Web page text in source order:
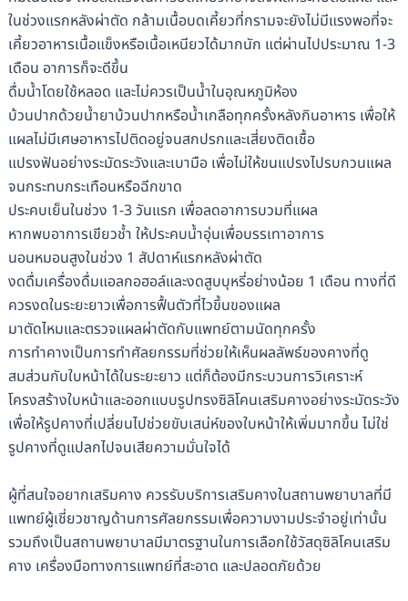
ในช่วงแรกหลังผ่าตัด กล้ามเนื้อบดเคี้ยวที่กรามจะยังไม่มีแรงพอที่จะ
เคี้ยวอาหารเนื้อแข็งหรือเนื้อเหนียวได้มากนัก แต่ผ่านไปประมาณ 1-3
เดือน อาการก็จะดีขึ้น
ดื่มน้ำโดยใช้หลอด และไม่ควรเป็นน้ำในอุณหภูมิห้อง
บ้วนปากด้วยน้ำยาบ้วนปากหรือน้ำเกลือทุกครั้งหลังกินอาหาร เพื่อให้
แผลไม่มีเศษอาหารไปติดอยู่จนสกปรกและเสี่ยงติดเชื้อ
แปรงฟันอย่างระมัดระวังและเบามือ เพื่อไม่ให้ขนแปรงไปรบกวนแผล
จนกระทบกระเทือนหรือฉีกขาด
ประคบเย็นในช่วง 1-3 วันแรก เพื่อลดอาการบวมที่แผล
หากพบอาการเขียวช้ำ ให้ประคบน้ำอุ่นเพื่อบรรเทาอาการ
นอนหมอนสูงในช่วง 1 สัปดาห์แรกหลังผ่าตัด
งดดื่มเครื่องดื่มแอลกอฮอล์และงดสูบบุหรี่อย่างน้อย 1 เดือน ทางที่ดี
ควรงดในระยะยาวเพื่อการฟื้นตัวที่ไวขึ้นของแผล
มาตัดไหมและตรวจแผลผ่าตัดกับแพทย์ตามนัดทุกครั้ง
การทำคางเป็นการทำศัลยกรรมที่ช่วยให้เห็นผลลัพธ์ของคางที่ดู
สมส่วนกับใบหน้าได้ในระยะยาว แต่ก็ต้องมีกระบวนการวิเคราะห์
โครงสร้างใบหน้าและออกแบบรูปทรงซิลิโคนเสริมคางอย่างระมัดระวัง
เพื่อให้รูปคางที่เปลี่ยนไปช่วยขับเสน่ห์ของใบหน้าให้เพิ่มมากขึ้น ไม่ใช่
รูปคางที่ดูแปลกไปจนเสียความมั่นใจได้
ผู้ที่สนใจอยากเสริมคาง ควรรับบริการเสริมคางในสถานพยาบาลที่มี
แพทย์ผู้เชี่ยวชาญด้านการศัลยกรรมเพื่อความงามประจำอยู่เท่านั้น
รวมถึงเป็นสถานพยาบาลมีมาตรฐานในการเลือกใช้วัสดุซิลิโคนเสริม
คาง เครื่องมือทางการแพทย์ที่สะอาด และปลอดภัยด้วย